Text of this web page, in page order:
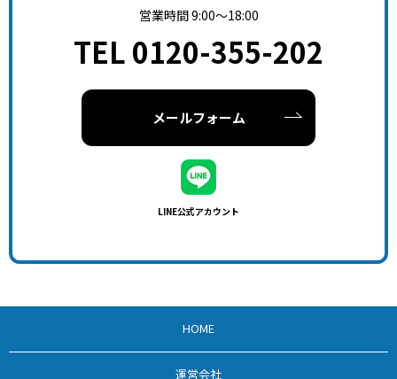
営業時間 9:00～18:00
TEL 0120-355-202
メールフォーム
LINE公式アカウント
HOME
運営会社